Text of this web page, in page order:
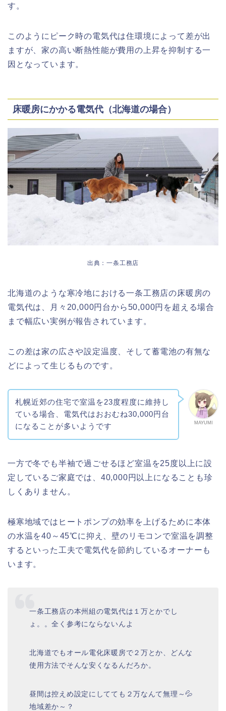
す。
このようにピーク時の電気代は住環境によって差が出
ますが、家の高い断熱性能が費用の上昇を抑制する一
因となっています。
床暖房にかかる電気代（北海道の場合）
出典：一条工務店
北海道のような寒冷地における一条工務店の床暖房の
電気代は、月々20,000円台から50,000円を超える場合
まで幅広い実例が報告されています。
この差は家の広さや設定温度、そして蓄電池の有無な
どによって生じるものです。
MAYUMI
札幌近郊の住宅で室温を23度程度に維持し
ている場合、電気代はおおむね30,000円台
になることが多いようです
一方で冬でも半袖で過ごせるほど室温を25度以上に設
定しているご家庭では、40,000円以上になることも珍
しくありません。
極寒地域ではヒートポンプの効率を上げるために本体
の水温を40～45℃に抑え、壁のリモコンで室温を調整
するといった工夫で電気代を節約しているオーナーも
います。
一条工務店の本州組の電気代は１万とかでし
ょ。。全く参考にならないんよ
北海道でもオール電化床暖房で２万とか、どんな
使用方法でそんな安くなるんだろか。
昼間は控えめ設定にしてても２万なんて無理～💦
地域差か～？